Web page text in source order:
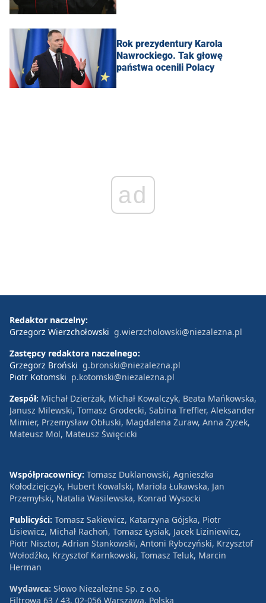
Rok prezydentury Karola
Nawrockiego. Tak głowę
państwa ocenili Polacy
ad
Redaktor naczelny:
Grzegorz Wierzchołowski g.wierzcholowski@niezalezna.pl
Zastępcy redaktora naczelnego:
Grzegorz Broński g.bronski@niezalezna.pl
Piotr Kotomski p.kotomski@niezalezna.pl
Zespół: Michał Dzierżak, Michał Kowalczyk, Beata Mańkowska,
Janusz Milewski, Tomasz Grodecki, Sabina Treffler, Aleksander
Mimier, Przemysław Obłuski, Magdalena Żuraw, Anna Zyzek,
Mateusz Mol, Mateusz Święcicki
Współpracownicy: Tomasz Duklanowski, Agnieszka
Kołodziejczyk, Hubert Kowalski, Mariola Łukawska, Jan
Przemyłski, Natalia Wasilewska, Konrad Wysocki
Publicyści: Tomasz Sakiewicz, Katarzyna Gójska, Piotr
Lisiewicz, Michał Rachoń, Tomasz Łysiak, Jacek Liziniewicz,
Piotr Nisztor, Adrian Stankowski, Antoni Rybczyński, Krzysztof
Wołodźko, Krzysztof Karnkowski, Tomasz Teluk, Marcin
Herman
Wydawca: Słowo Niezależne Sp. z o.o.
Filtrowa 63 / 43, 02-056 Warszawa, Polska